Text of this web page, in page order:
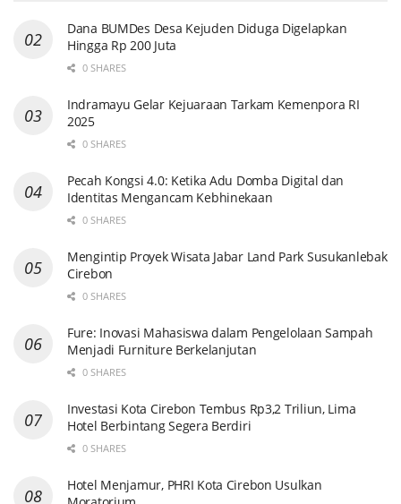
Dana BUMDes Desa Kejuden Diduga Digelapkan
Hingga Rp 200 Juta
0 SHARES
Indramayu Gelar Kejuaraan Tarkam Kemenpora RI
2025
0 SHARES
Pecah Kongsi 4.0: Ketika Adu Domba Digital dan
Identitas Mengancam Kebhinekaan
0 SHARES
Mengintip Proyek Wisata Jabar Land Park Susukanlebak
Cirebon
0 SHARES
Fure: Inovasi Mahasiswa dalam Pengelolaan Sampah
Menjadi Furniture Berkelanjutan
0 SHARES
Investasi Kota Cirebon Tembus Rp3,2 Triliun, Lima
Hotel Berbintang Segera Berdiri
0 SHARES
Hotel Menjamur, PHRI Kota Cirebon Usulkan